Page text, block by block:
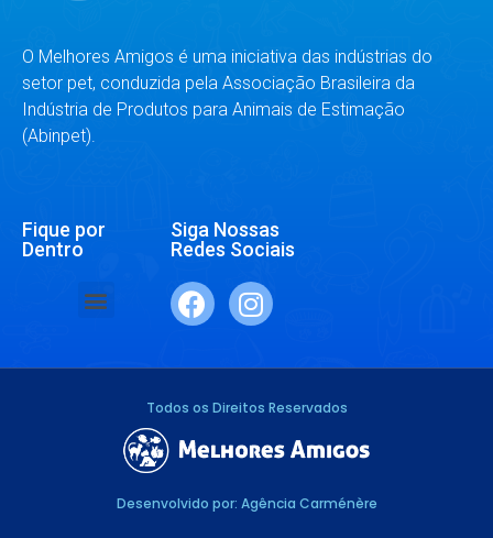
O Melhores Amigos é uma iniciativa das indústrias do
setor pet, conduzida pela Associação Brasileira da
Indústria de Produtos para Animais de Estimação
(Abinpet).
Fique por
Dentro
Siga Nossas
Redes Sociais
Todos os Direitos Reservados
Desenvolvido por: Agência Carménère